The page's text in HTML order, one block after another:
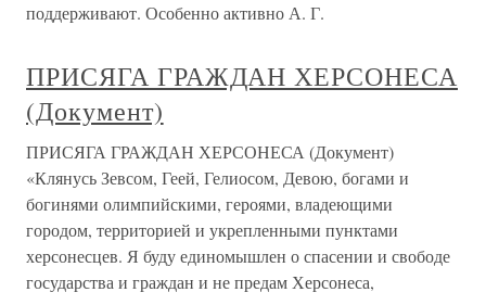
поддерживают. Особенно активно А. Г.
ПРИСЯГА ГРАЖДАН ХЕРСОНЕСА
(Документ)
ПРИСЯГА ГРАЖДАН ХЕРСОНЕСА (Документ)
«Клянусь Зевсом, Геей, Гелиосом, Девою, богами и
богинями олимпийскими, героями, владеющими
городом, территорией и укрепленными пунктами
херсонесцев. Я буду единомышлен о спасении и свободе
государства и граждан и не предам Херсонеса,